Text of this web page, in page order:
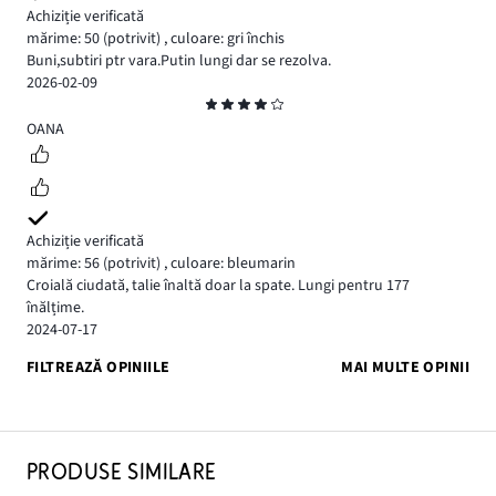
Achiziție verificată
mărime: 50 (potrivit) ,culoare: gri închis
Buni,subtiri ptr vara.Putin lungi dar se rezolva.
2026-02-09
4
OANA
Achiziție verificată
mărime: 56 (potrivit) ,culoare: bleumarin
Croială ciudată, talie înaltă doar la spate. Lungi pentru 177
înălțime.
2024-07-17
FILTREAZĂ OPINIILE
MAI MULTE OPINII
PRODUSE SIMILARE